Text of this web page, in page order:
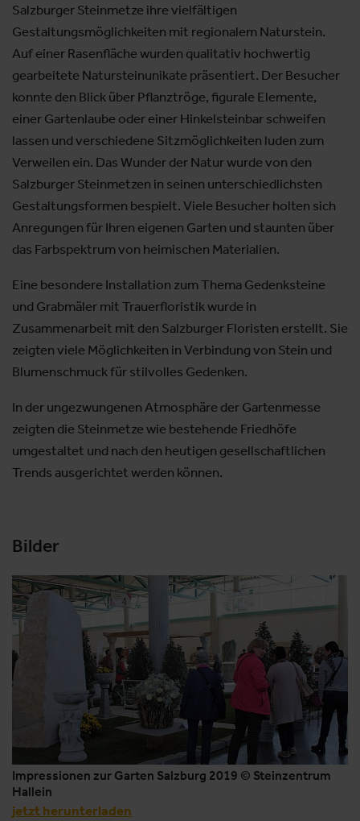
Salzburger Steinmetze ihre vielfältigen
Gestaltungsmöglichkeiten mit regionalem Naturstein.
Auf einer Rasenfläche wurden qualitativ hochwertig
gearbeitete Natursteinunikate präsentiert. Der Besucher
konnte den Blick über Pflanztröge, figurale Elemente,
einer Gartenlaube oder einer Hinkelsteinbar schweifen
lassen und verschiedene Sitzmöglichkeiten luden zum
Verweilen ein. Das Wunder der Natur wurde von den
Salzburger Steinmetzen in seinen unterschiedlichsten
Gestaltungsformen bespielt. Viele Besucher holten sich
Anregungen für Ihren eigenen Garten und staunten über
das Farbspektrum von heimischen Materialien.
Eine besondere Installation zum Thema Gedenksteine
und Grabmäler mit Trauerfloristik wurde in
Zusammenarbeit mit den Salzburger Floristen erstellt. Sie
zeigten viele Möglichkeiten in Verbindung von Stein und
Blumenschmuck für stilvolles Gedenken.
In der ungezwungenen Atmosphäre der Gartenmesse
zeigten die Steinmetze wie bestehende Friedhöfe
umgestaltet und nach den heutigen gesellschaftlichen
Trends ausgerichtet werden können.
Bilder
Impressionen zur Garten Salzburg 2019 © Steinzentrum
Hallein
jetzt herunterladen